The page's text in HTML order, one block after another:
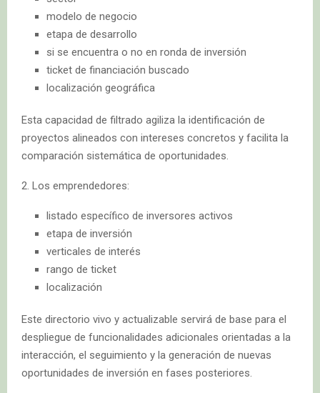
modelo de negocio
etapa de desarrollo
si se encuentra o no en ronda de inversión
ticket de financiación buscado
localización geográfica
Esta capacidad de filtrado agiliza la identificación de
proyectos alineados con intereses concretos y facilita la
comparación sistemática de oportunidades.
2. Los emprendedores:
listado específico de inversores activos
etapa de inversión
verticales de interés
rango de ticket
localización
Este directorio vivo y actualizable servirá de base para el
despliegue de funcionalidades adicionales orientadas a la
interacción, el seguimiento y la generación de nuevas
oportunidades de inversión en fases posteriores.